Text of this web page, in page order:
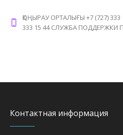
ҚОҢЫРАУ ОРТАЛЫҒЫ +7 (727) 333
333 15 44 СЛУЖБА ПОДДЕРЖКИ
Контактная информация